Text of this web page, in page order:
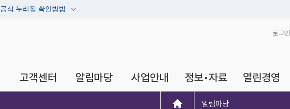
공식 누리집 확인방법
로그인
고객센터 알림마당 사업안내 정보•자료 열린경영
알림마당